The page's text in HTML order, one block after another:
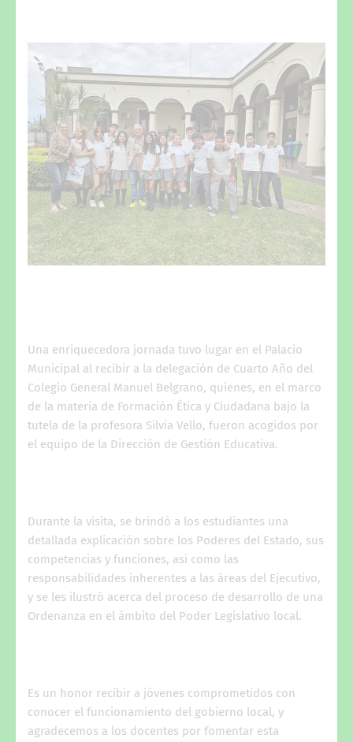
Una enriquecedora jornada tuvo lugar en el Palacio
Municipal al recibir a la delegación de Cuarto Año del
Colegio General Manuel Belgrano, quienes, en el marco
de la materia de Formación Ética y Ciudadana bajo la
tutela de la profesora Silvia Vello, fueron acogidos por
el equipo de la Dirección de Gestión Educativa.
Durante la visita, se brindó a los estudiantes una
detallada explicación sobre los Poderes del Estado, sus
competencias y funciones, así como las
responsabilidades inherentes a las áreas del Ejecutivo,
y se les ilustró acerca del proceso de desarrollo de una
Ordenanza en el ámbito del Poder Legislativo local.
Es un honor recibir a jóvenes comprometidos con
conocer el funcionamiento del gobierno local, y
agradecemos a los docentes por fomentar esta